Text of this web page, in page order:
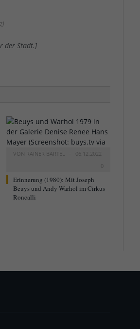
der Stadt.]
VON RAINER BARTEL
06.12.2022
0
Erinnerung (1980): Mit Joseph
Beuys und Andy Warhol im Cirkus
Roncalli